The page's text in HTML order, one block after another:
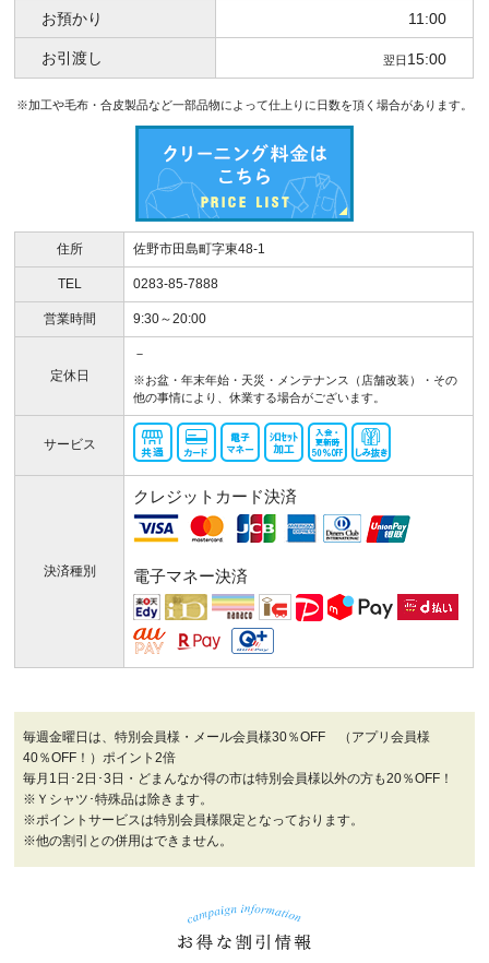
お預かり 11:00
お引渡し 翌日 15:00
※加工や毛布・合皮製品など一部品物によって仕上りに日数を頂く場合があります。
住所 佐野市田島町字東48-1
TEL 0283-85-7888
営業時間 9:30～20:00
定休日
－
※お盆・年末年始・天災・メンテナンス（店舗改装）・その
他の事情により、休業する場合がございます。
サービス
決済種別
クレジットカード決済
電子マネー決済
毎週金曜日は、特別会員様・メール会員様30％OFF （アプリ会員様
40％OFF！）ポイント2倍
毎月1日･2日･3日・どまんなか得の市は特別会員様以外の方も20％OFF！
※Ｙシャツ･特殊品は除きます。
※ポイントサービスは特別会員様限定となっております。
※他の割引との併用はできません。